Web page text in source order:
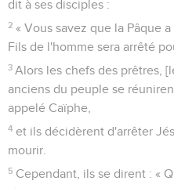
dit à ses disciples :
2 « Vous savez que la Pâque
Fils de l'homme sera arrêté
3 Alors les chefs des prêtres,
anciens du peuple se
appelé Caïphe,
4 et ils décidèrent d'arrêter
mourir.
5 Cependant, ils se dirent : «